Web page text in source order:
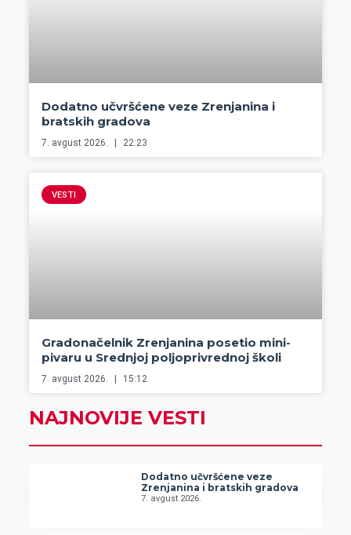
Dodatno učvršćene veze Zrenjanina i
bratskih gradova
7. avgust 2026. 22:23
VESTI
Gradonačelnik Zrenjanina posetio mini-
pivaru u Srednjoj poljoprivrednoj školi
7. avgust 2026. 15:12
NAJNOVIJE VESTI
Dodatno učvršćene veze
Zrenjanina i bratskih gradova
7. avgust 2026.